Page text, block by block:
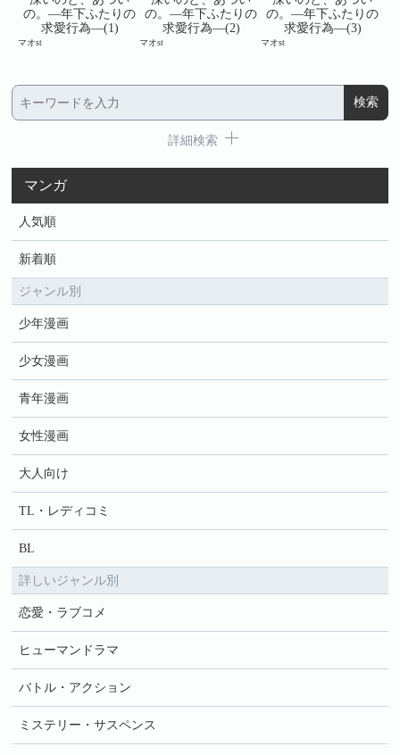
の。―年下ふたりの
求愛行為―(1)
マオst
の。―年下ふたりの
求愛行為―(2)
マオst
の。―年下ふたりの
求愛行為―(3)
マオst
詳細検索
マンガ
人気順
新着順
ジャンル別
少年漫画
少女漫画
青年漫画
女性漫画
大人向け
TL・レディコミ
BL
詳しいジャンル別
恋愛・ラブコメ
ヒューマンドラマ
バトル・アクション
ミステリー・サスペンス